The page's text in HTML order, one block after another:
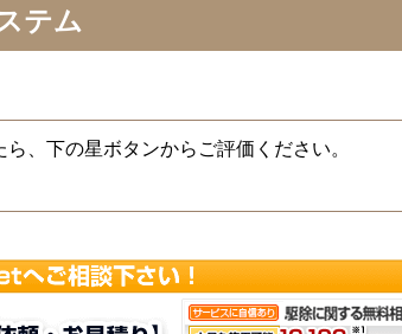
テム
、下の星ボタンからご評価ください。